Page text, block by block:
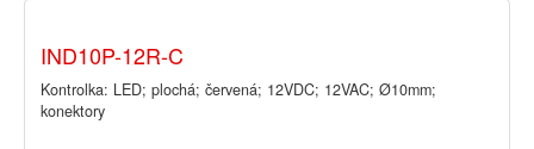
IND10P-12R-C
Kontrolka: LED; plochá; červená; 12VDC; 12VAC; Ø10mm;
konektory